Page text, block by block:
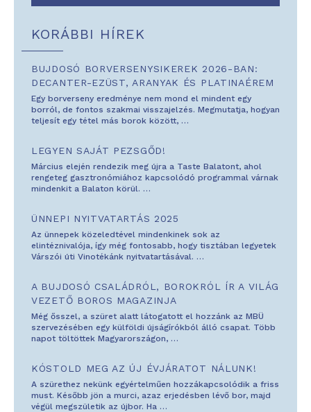
KORÁBBI HÍREK
BUJDOSÓ BORVERSENYSIKEREK 2026-BAN:
DECANTER-EZÜST, ARANYAK ÉS PLATINAÉREM
Egy borverseny eredménye nem mond el mindent egy
borról, de fontos szakmai visszajelzés. Megmutatja, hogyan
teljesít egy tétel más borok között, …
LEGYEN SAJÁT PEZSGŐD!
Március elején rendezik meg újra a Taste Balatont, ahol
rengeteg gasztronómiához kapcsolódó programmal várnak
mindenkit a Balaton körül. …
ÜNNEPI NYITVATARTÁS 2025
Az ünnepek közeledtével mindenkinek sok az
elintéznivalója, így még fontosabb, hogy tisztában legyetek
Várszói úti Vinotékánk nyitvatartásával. …
A BUJDOSÓ CSALÁDRÓL, BOROKRÓL ÍR A VILÁG
VEZETŐ BOROS MAGAZINJA
Még ősszel, a szüret alatt látogatott el hozzánk az MBÜ
szervezésében egy külföldi újságírókból álló csapat. Több
napot töltöttek Magyarországon, …
KÓSTOLD MEG AZ ÚJ ÉVJÁRATOT NÁLUNK!
A szürethez nekünk egyértelműen hozzákapcsolódik a friss
must. Később jön a murci, azaz erjedésben lévő bor, majd
végül megszületik az újbor. Ha …